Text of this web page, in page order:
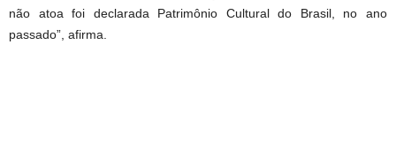
não atoa foi declarada Patrimônio Cultural do Brasil, no ano
passado”, afirma.